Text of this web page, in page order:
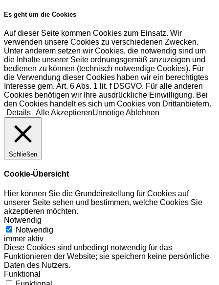
Es geht um die Cookies
Auf dieser Seite kommen Cookies zum Einsatz. Wir
verwenden unsere Cookies zu verschiedenen Zwecken.
Unter anderem setzen wir Cookies, die notwendig sind um
die Inhalte unserer Seite ordnungsgemäß anzuzeigen und
bedienen zu können (technisch notwendige Cookies). Für
die Verwendung dieser Cookies haben wir ein berechtigtes
Interesse gem. Art. 6 Abs. 1 lit. f DSGVO. Für alle anderen
Cookies benötigen wir Ihre ausdrückliche Einwilligung. Bei
den Cookies handelt es sich um Cookies von Drittanbietern.
Details Alle AkzeptierenUnnötige Ablehnen
Schließen
Cookie-Übersicht
Hier können Sie die Grundeinstellung für Cookies auf
unserer Seite sehen und bestimmen, welche Cookies Sie
akzeptieren möchten.
Notwendig
Notwendig
immer aktiv
Diese Cookies sind unbedingt notwendig für das
Funktionieren der Website; sie speichern keine persönliche
Daten des Nutzers.
Funktional